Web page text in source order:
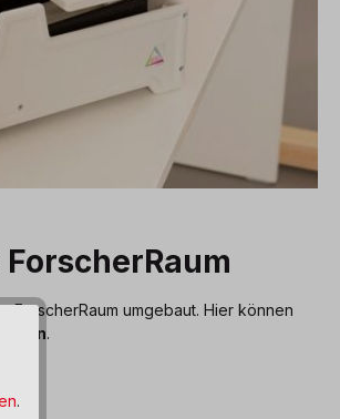
ForscherRaum umgebaut. Hier können
.
.